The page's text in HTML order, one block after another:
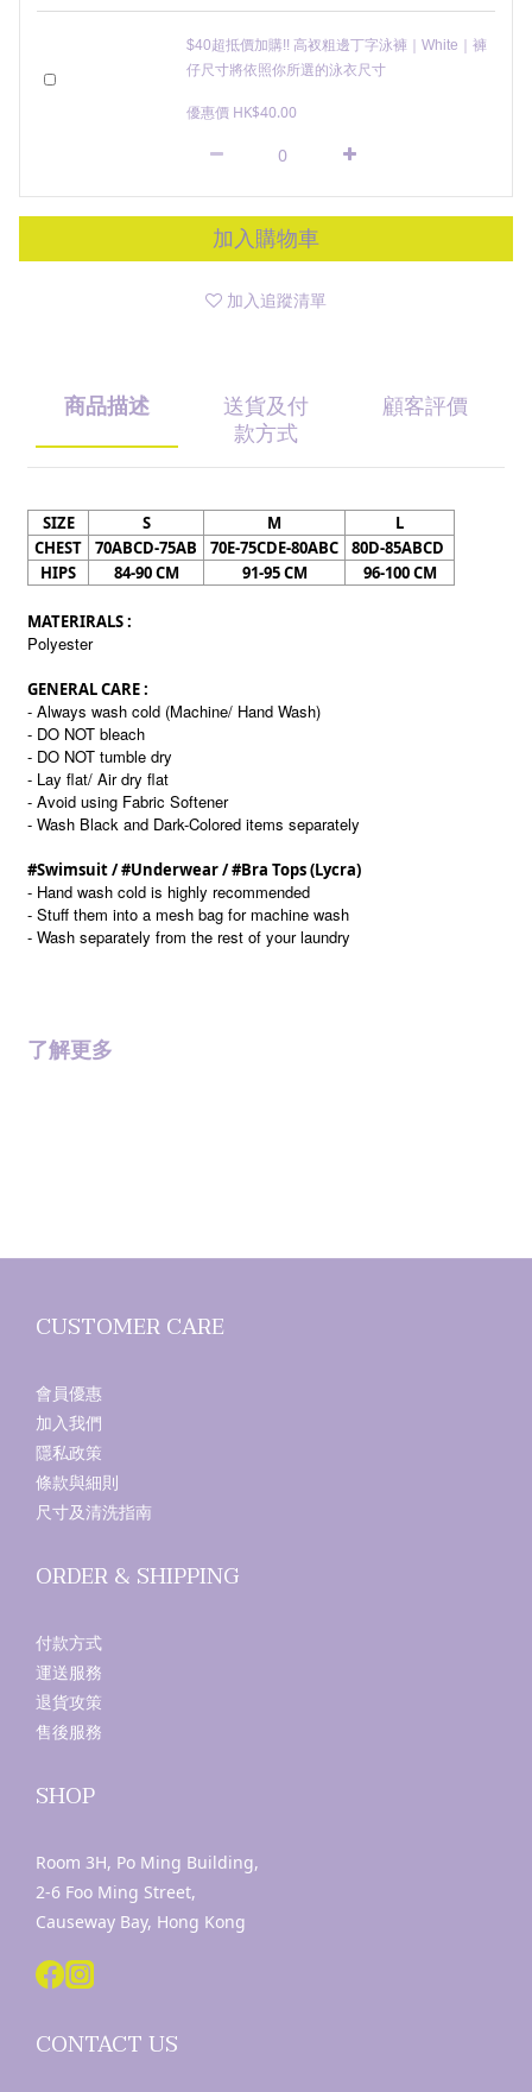
$40超抵價加購!! 高衩粗邊丁字泳褲｜White｜褲
仔尺寸將依照你所選的泳衣尺寸
優惠價 HK$40.00
加入購物車
加入追蹤清單
商品描述 送貨及付
款方式
顧客評價
SIZE S M
L
CHEST
70ABCD-75AB 70E-75CDE-80ABC
80D-85ABCD
HIPS
84-90 CM 91-95 CM 96-100 CM
MATERIRALS :
Polyester
GENERAL CARE :
- Always wash cold (Machine/ Hand Wash)
- DO NOT bleach
- DO NOT tumble dry
- Lay flat/ Air dry flat
- Avoid using Fabric Softener
- Wash Black and Dark-Colored items separately
#Swimsuit / #Underwear / #Bra Tops (Lycra)
- Hand wash cold is highly recommended
- Stuff them into a mesh bag for machine wash
- Wash separately from the rest of your laundry
了解更多
CUSTOMER CARE
會員優惠
加入我們
隱私政策
條款與細則
尺寸及清洗指南
ORDER & SHIPPING
付款方式
運送服務
退貨攻策
售後服務
SHOP
Room 3H, Po Ming Building,
2-6 Foo Ming Street,
Causeway Bay, Hong Kong
CONTACT US